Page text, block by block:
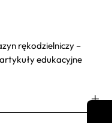
rękodzielniczy –
edukacyjne